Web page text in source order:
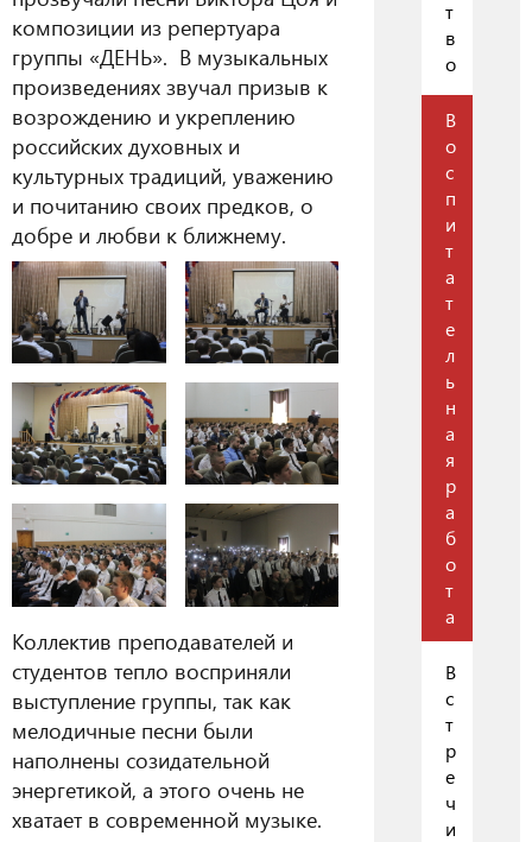
композиции из репертуара
группы «ДЕНЬ». В музыкальных
произведениях звучал призыв к
возрождению и укреплению
российских духовных и
культурных традиций, уважению
и почитанию своих предков, о
добре и любви к ближнему.
Коллектив преподавателей и
студентов тепло восприняли
выступление группы, так как
мелодичные песни были
наполнены созидательной
энергетикой, а этого очень не
хватает в современной музыке.
т
в
о
В
о
с
п
и
т
а
т
е
л
ь
н
а
я
р
а
б
о
т
а
В
с
т
р
е
ч
и